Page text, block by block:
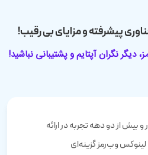
پیشرفته و مزایای بی رقیب!
نگران آپتایم و پشتیبانی نباشید!
و بیش از دو دهه تجربه در ارائه
وب‌رمز گزینه‌ای